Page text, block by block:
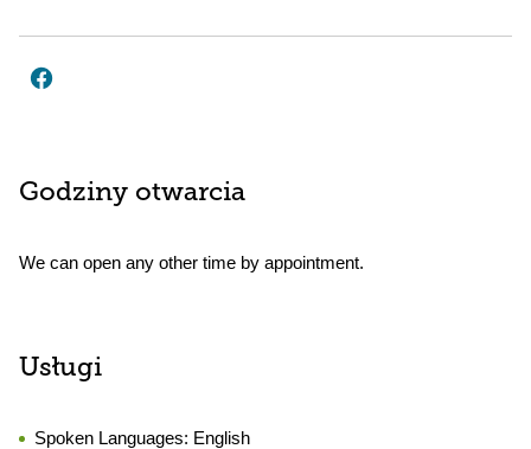
Godziny otwarcia
We can open any other time by appointment.
Usługi
Spoken Languages: English